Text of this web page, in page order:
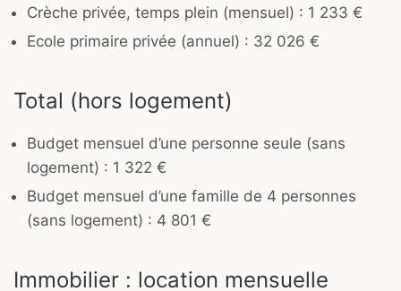
Crèche privée, temps plein (mensuel) : 1 233 €
Ecole primaire privée (annuel) : 32 026 €
Total (hors logement)
Budget mensuel d’une personne seule (sans
logement) : 1 322 €
Budget mensuel d’une famille de 4 personnes
(sans logement) : 4 801 €
Immobilier : location mensuelle